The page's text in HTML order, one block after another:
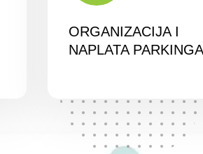
ORGANIZACIJA I
NAPLATA PARKINGA